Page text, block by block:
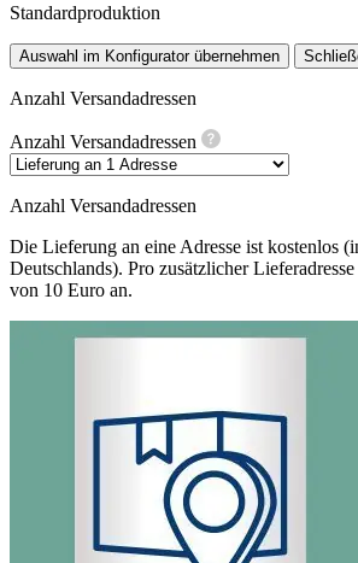
Standardproduktion
Auswahl im Konfigurator übernehmen
Anzahl Versandadressen
Anzahl Versandadressen
Anzahl Versandadressen
Die Lieferung an eine Adresse ist kostenlos
Deutschlands). Pro zusätzlicher
von 10 Euro an.